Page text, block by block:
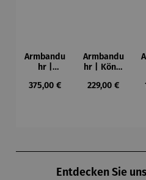
Armbandu
hr |
ph –
Regulärer Preis:
375,00 €
Armbandu
hr | König
-
Regulärer
229,00 €
Entdecken Sie